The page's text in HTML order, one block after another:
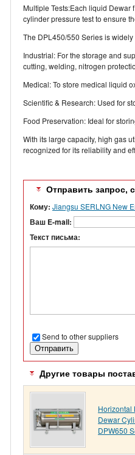
Multiple Tests:Each liquid Dewar
cylinder pressure test to ensure
The DPL450/550 Series is
Industrial: For the storage and
cutting, welding, nitrogen
Medical: To store medical liquid
Scientific & Research: Used for
Food Preservation: Ideal for
With its large capacity, high gas
recognized for its reliability and
Отправить запрос,
Кому: Jiangsu SERLNG New
Ваш E-mail:
Текст письма:
Send to other suppliers
Другие товары
Horizontal
Dewar
DPW650